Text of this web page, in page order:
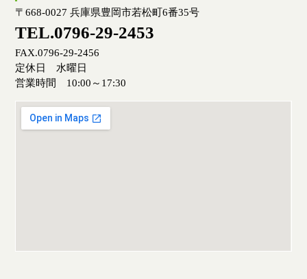
〒668-0027 兵庫県豊岡市若松町6番35号
TEL.0796-29-2453
FAX.0796-29-2456
定休日 水曜日
営業時間 10:00～17:30